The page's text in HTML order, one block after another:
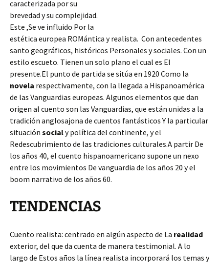
caracterizada por su
brevedad y su complejidad.
Este ,Se ve influido Por la
estética europea ROMántica y realista. Con antecedentes
santo geográficos, históricos Personales y sociales. Con un
estilo escueto. Tienen un solo plano el cual es El
presente.El punto de partida se sitúa en 1920 Como la
novela respectivamente, con la llegada a Hispanoamérica
de las Vanguardias europeas. Algunos elementos que dan
origen al cuento son las Vanguardias, que están unidas a la
tradición anglosajona de cuentos fantásticos Y la particular
situación socialy política del continente, y el
Redescubrimiento de las tradiciones culturales.A partir De
los años 40, el cuento hispanoamericano supone un nexo
entre los movimientos De vanguardia de los años 20 y el
boom narrativo de los años 60.
TENDENCIAS
Cuento realista: centrado en algún aspecto de La realidad
exterior, del que da cuenta de manera testimonial. A lo
largo de Estos años la línea realista incorporará los temas y